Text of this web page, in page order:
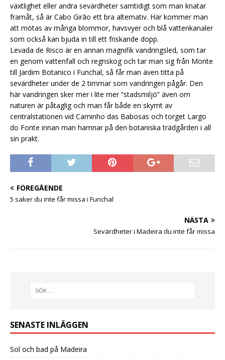
växtlighet eller andra sevärdheter samtidigt som man knatar
framåt, så är Cabo Girão ett bra alternativ. Här kommer man
att mötas av många blommor, havsvyer och blå vattenkanaler
som också kan bjuda in till ett friskande dopp.
Levada de Risco är en annan magnifik vandringsled, som tar
en genom vattenfall och regnskog och tar man sig från Monte
till Jardim Botanico i Funchal, så får man även titta på
sevärdheter under de 2 timmar som vandringen pågår. Den
här vandringen sker mer i lite mer ”stadsmiljö” även om
naturen är påtaglig och man får både en skymt av
centralstationen vid Caminho das Babosas och torget Largo
do Fonte innan man hamnar på den botaniska trädgården i all
sin prakt.
FÖREGÅENDE
5 saker du inte får missa i Funchal
NÄSTA
Sevärdheter i Madeira du inte får missa
SENASTE INLÄGGEN
Sol och bad på Madeira